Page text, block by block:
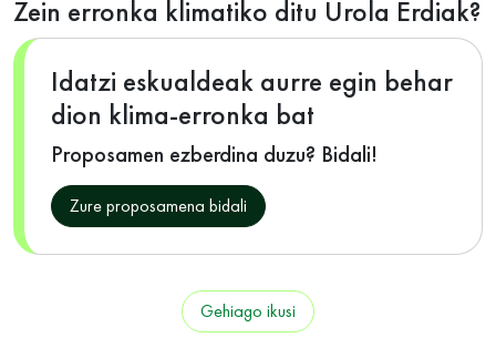
Zein erronka klimatiko ditu Urola Erdiak?
Idatzi eskualdeak aurre egin behar
dion klima-erronka bat
Proposamen ezberdina duzu? Bidali!
Zure proposamena bidali
Gehiago ikusi